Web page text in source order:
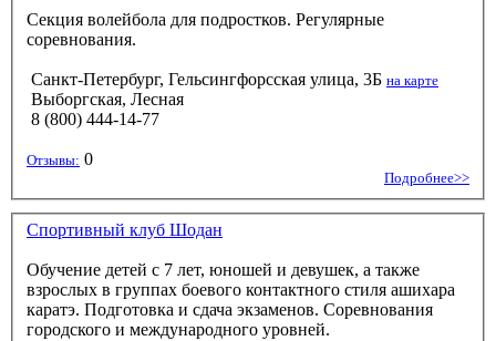
Секция волейбола для подростков. Регулярные
соревнования.
Санкт-Петербург, Гельсингфорсская улица, 3Б на карте
Выборгская, Лесная
8 (800) 444-14-77
Отзывы: 0
Подробнее>>
Спортивный клуб Шодан
Обучение детей с 7 лет, юношей и девушек, а также
взрослых в группах боевого контактного стиля ашихара
каратэ. Подготовка и сдача экзаменов. Соревнования
городского и международного уровней.